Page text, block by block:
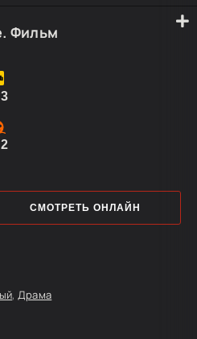
мёртвых. Очень скоро их
и тревожной тайне.
Фильм
, Драма
СМОТРЕТЬ ОНЛАЙН